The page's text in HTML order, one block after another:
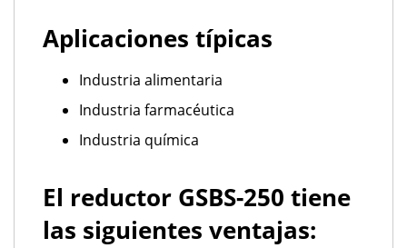
Aplicaciones típicas
Industria alimentaria
Industria farmacéutica
Industria química
El reductor GSBS-250 tiene
las siguientes ventajas: